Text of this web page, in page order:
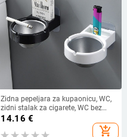
Zidna pepeljara za kupaonicu, WC,
zidni stalak za cigarete, WC bez
bušilice, zidna pepeljara
14.16 €
add_shopping_cart